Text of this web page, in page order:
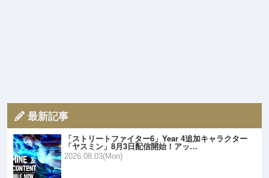
最新記事
「ストリートファイター6」Year 4追加キャラクター
「ヤスミン」8月3日配信開始！アッ…
2026.08.03(Mon)